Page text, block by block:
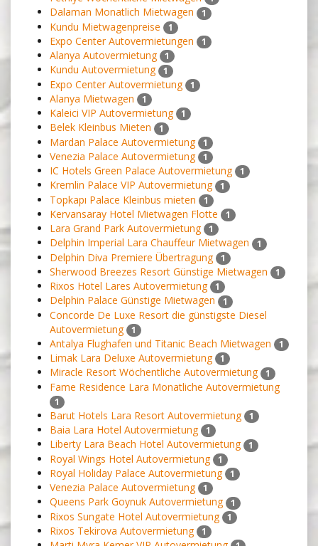
Dalaman Monatlich Mietwagen 1
Kundu Mietwagenpreise 1
Expo Center Autovermietungen 1
Alanya Autovermietung 1
Kundu Autovermietung 1
Expo Center Autovermietung 1
Alanya Mietwagen 1
Kaleici VIP Autovermietung 1
Belek Kleinbus Mieten 1
Mardan Palace Autovermietung 1
Venezia Palace Autovermietung 1
IC Hotels Green Palace Autovermietung 1
Kremlin Palace VIP Autovermietung 1
Topkapı Palace Kleinbus mieten 1
Kervansaray Hotel Mietwagen Flotte 1
Lara Grand Park Autovermietung 1
Delphin Imperial Lara Chauffeur Mietwagen 1
Delphin Diva Premiere Übertragung 1
Sherwood Breezes Resort Günstige Mietwagen 1
Rixos Hotel Lares Autovermietung 1
Delphin Palace Günstige Mietwagen 1
Concorde De Luxe Resort die günstigste Diesel
Autovermietung
1
Antalya Flughafen und Titanic Beach Mietwagen 1
Limak Lara Deluxe Autovermietung 1
Miracle Resort Wöchentliche Autovermietung 1
Fame Residence Lara Monatliche Autovermietung
1
Barut Hotels Lara Resort Autovermietung 1
Baia Lara Hotel Autovermietung 1
Liberty Lara Beach Hotel Autovermietung 1
Royal Wings Hotel Autovermietung 1
Royal Holiday Palace Autovermietung 1
Venezia Palace Autovermietung 1
Queens Park Goynuk Autovermietung 1
Rixos Sungate Hotel Autovermietung 1
Rixos Tekirova Autovermietung 1